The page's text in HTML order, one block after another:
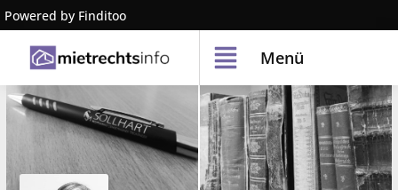
Powered by Finditoo
Menü